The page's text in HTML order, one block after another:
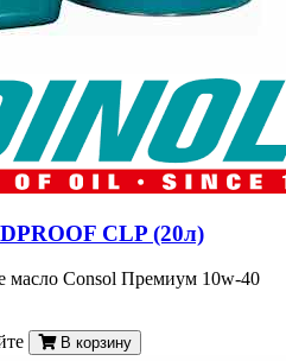
CLP (20л)
масло Consol Премиум 10w-40
В корзину